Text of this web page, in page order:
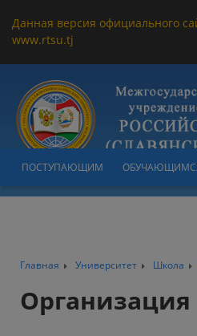
Данная версия официального
www.rtsu.tj
ПОСТУПАЮЩИМ
Главная Университет Школа